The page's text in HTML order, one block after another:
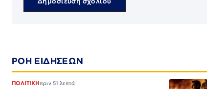
ΡΟΗ ΕΙΔΗΣΕΩΝ
ΠΟΛΙΤΙΚΗπριν 51 λεπτά